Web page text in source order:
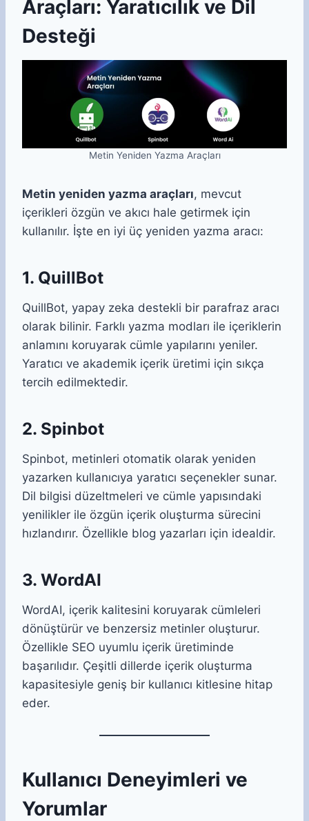
Araçları: Yaratıcılık ve Dil
Desteği
Metin Yeniden Yazma Araçları
Metin yeniden yazma araçları, mevcut
içerikleri özgün ve akıcı hale getirmek için
kullanılır. İşte en iyi üç yeniden yazma aracı:
1. QuillBot
QuillBot, yapay zeka destekli bir parafraz aracı
olarak bilinir. Farklı yazma modları ile içeriklerin
anlamını koruyarak cümle yapılarını yeniler.
Yaratıcı ve akademik içerik üretimi için sıkça
tercih edilmektedir.
2. Spinbot
Spinbot, metinleri otomatik olarak yeniden
yazarken kullanıcıya yaratıcı seçenekler sunar.
Dil bilgisi düzeltmeleri ve cümle yapısındaki
yenilikler ile özgün içerik oluşturma sürecini
hızlandırır. Özellikle blog yazarları için idealdir.
3. WordAI
WordAI, içerik kalitesini koruyarak cümleleri
dönüştürür ve benzersiz metinler oluşturur.
Özellikle SEO uyumlu içerik üretiminde
başarılıdır. Çeşitli dillerde içerik oluşturma
kapasitesiyle geniş bir kullanıcı kitlesine hitap
eder.
Kullanıcı Deneyimleri ve
Yorumlar